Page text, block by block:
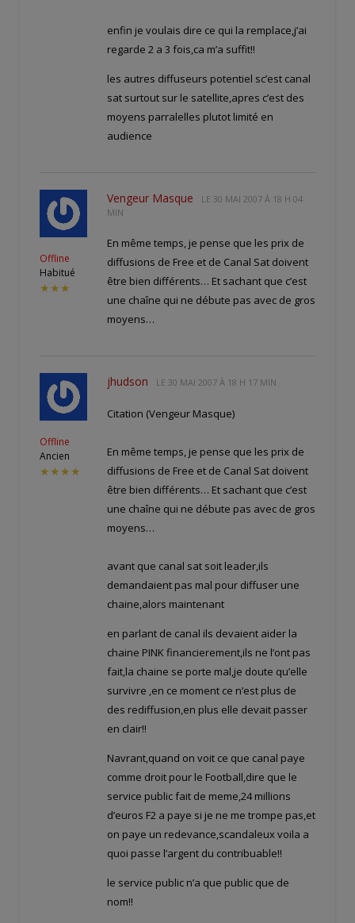
enfin je voulais dire ce qui la remplace,j’ai
regarde 2 a 3 fois,ca m’a suffit!!
les autres diffuseurs potentiel sc’est canal
sat surtout sur le satellite,apres c’est des
moyens parralelles plutot limité en
audience
Offline
Habitué
★★★
Vengeur Masque LE 30 MAI 2007 À 18 H 04
MIN
En même temps, je pense que les prix de
diffusions de Free et de Canal Sat doivent
être bien différents… Et sachant que c’est
une chaîne qui ne débute pas avec de gros
moyens…
Offline
Ancien
★★★★
jhudson LE 30 MAI 2007 À 18 H 17 MIN
Citation (Vengeur Masque)
En même temps, je pense que les prix de
diffusions de Free et de Canal Sat doivent
être bien différents… Et sachant que c’est
une chaîne qui ne débute pas avec de gros
moyens…
avant que canal sat soit leader,ils
demandaient pas mal pour diffuser une
chaine,alors maintenant
en parlant de canal ils devaient aider la
chaine PINK financierement,ils ne l’ont pas
fait,la chaine se porte mal,je doute qu’elle
survivre ,en ce moment ce n’est plus de
des rediffusion,en plus elle devait passer
en clair!!
Navrant,quand on voit ce que canal paye
comme droit pour le Football,dire que le
service public fait de meme,24 millions
d’euros F2 a paye si je ne me trompe pas,et
on paye un redevance,scandaleux voila a
quoi passe l’argent du contribuable!!
le service public n’a que public que de
nom!!